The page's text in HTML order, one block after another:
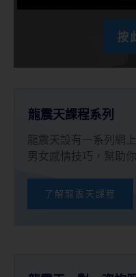
按
龍震天課程系列
龍震天設有一系列網
男女感情技巧，幫助
了解龍震天課程